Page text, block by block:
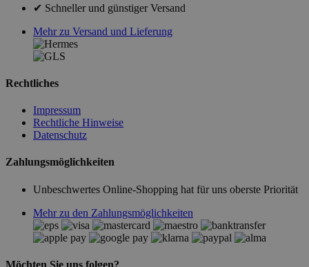
✔ Schneller und günstiger Versand
Mehr zu Versand und Lieferung
Rechtliches
Impressum
Rechtliche Hinweise
Datenschutz
Zahlungsmöglichkeiten
Unbeschwertes Online-Shopping hat für uns oberste Priorität
Mehr zu den Zahlungsmöglichkeiten
Möchten Sie uns folgen?